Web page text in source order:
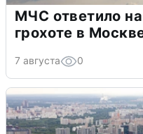
МЧС ответило
грохоте в
7 августа 0